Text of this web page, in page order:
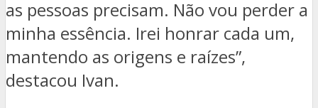
as pessoas precisam. Não vou perder a
minha essência. Irei honrar cada um,
mantendo as origens e raízes”,
destacou Ivan.